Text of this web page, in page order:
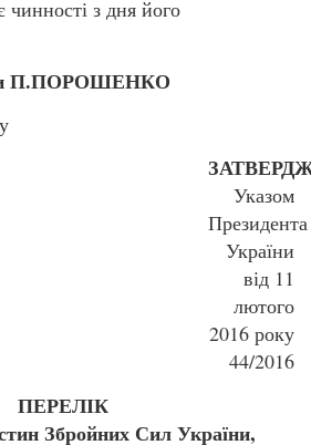
з дня його
П.ПОРОШЕНКО
Указом
Президента
України
від 11
лютого
2016 року
44/2016
ПЕРЕЛІК
Збройних Сил України,